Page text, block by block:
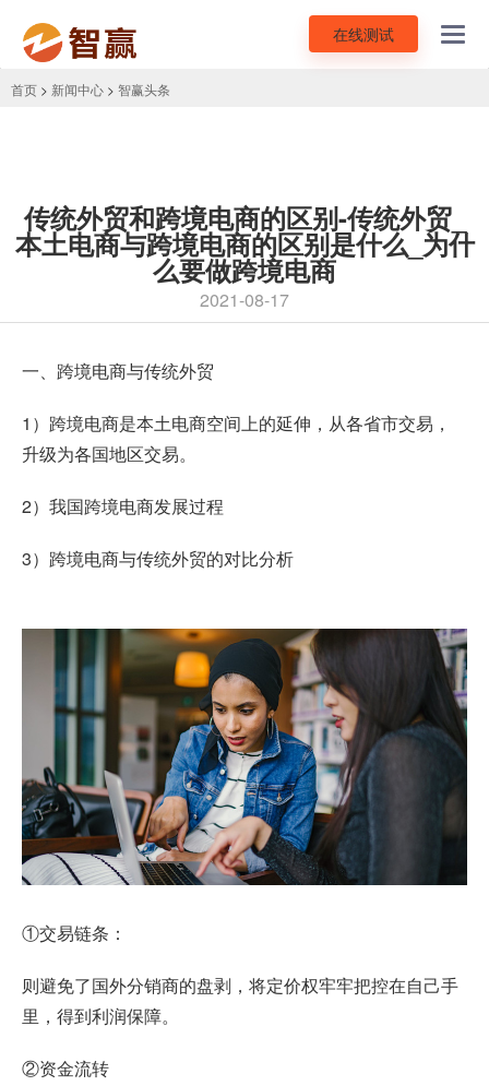
在线测试
首页 > 新闻中心 > 智赢头条
传统外贸和跨境电商的区别-传统外贸_
本土电商与跨境电商的区别是什么_为什
么要做跨境电商
2021-08-17
一、跨境电商与传统外贸
1）跨境电商是本土电商空间上的延伸，从各省市交易，
升级为各国地区交易。
2）我国跨境电商发展过程
3）跨境电商与传统外贸的对比分析
①交易链条：
则避免了国外分销商的盘剥，将定价权牢牢把控在自己手
里，得到利润保障。
②资金流转